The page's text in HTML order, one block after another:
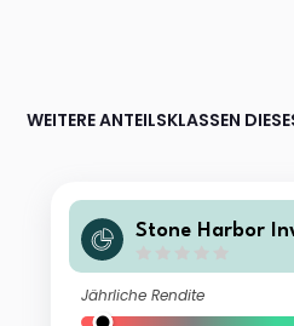
WEITERE ANTEILSKLASSEN
Stone Harbor
Jährliche Rendite